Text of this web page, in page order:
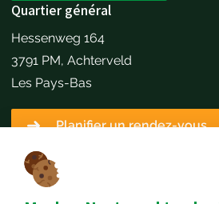
Quartier général
Hessenweg 164
3791 PM, Achterveld
Les Pays-Bas
Planifier un rendez-vous
Détails du contact
+31651173646